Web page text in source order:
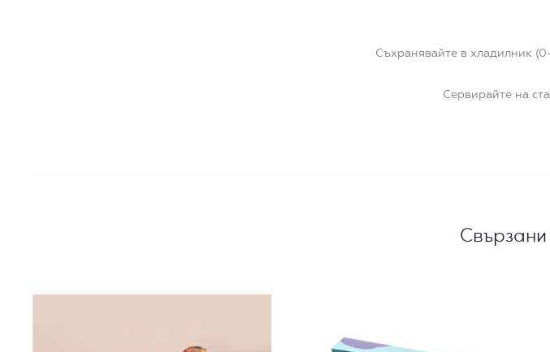
Съхранявайте в хладилник
Сервирайте на